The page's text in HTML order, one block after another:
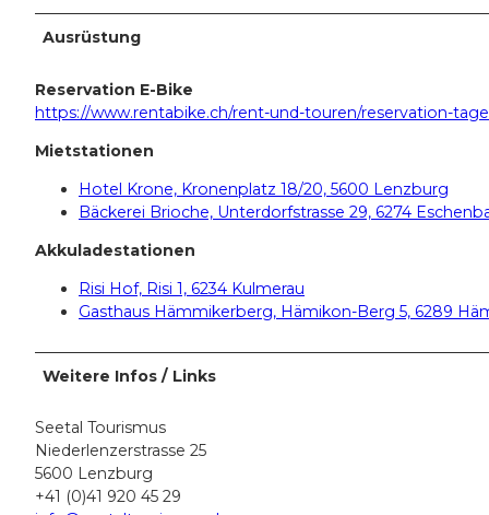
Ausrüstung
Reservation E-Bike
https://www.rentabike.ch/rent-und-touren/reservation-
Mietstationen
Hotel Krone, Kronenplatz 18/20, 5600 Lenzburg
Bäckerei Brioche, Unterdorfstrasse 29, 6274
Akkuladestationen
Risi Hof, Risi 1, 6234 Kulmerau
Gasthaus Hämmikerberg, Hämikon-Berg 5, 6289
Weitere Infos / Links
Seetal Tourismus
Niederlenzerstrasse 25
5600 Lenzburg
+41 (0)41 920 45 29